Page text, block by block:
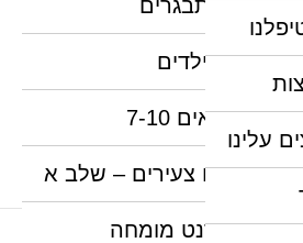
שיניים למתבגרים
שיניים לילדים
לגילאים 7-10
לילדים צעירים – שלב א
אורתודנט מומחה
עלינו